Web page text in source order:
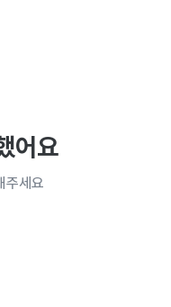
어요
주세요